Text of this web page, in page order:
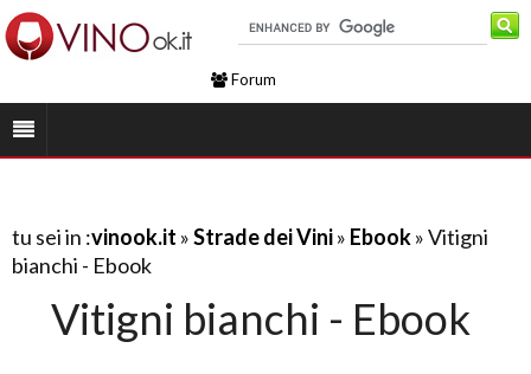
Forum
tu sei in :vinook.it »Strade dei Vini» Ebook» Vitigni
bianchi - Ebook
Vitigni bianchi - Ebook